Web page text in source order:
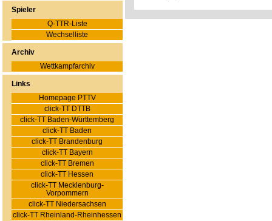
Spieler
Q-TTR-Liste
Wechselliste
Archiv
Wettkampfarchiv
Links
Homepage PTTV
click-TT DTTB
click-TT Baden-Württemberg
click-TT Baden
click-TT Brandenburg
click-TT Bayern
click-TT Bremen
click-TT Hessen
click-TT Mecklenburg-
Vorpommern
click-TT Niedersachsen
click-TT Rheinland-Rheinhessen